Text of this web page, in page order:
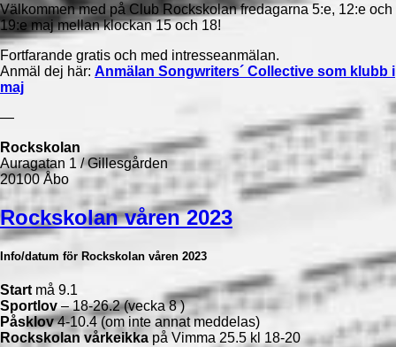
Välkommen med på Club Rockskolan fredagarna 5:e, 12:e och
19:e maj mellan klockan 15 och 18!
Fortfarande gratis och med intresseanmälan.
Anmäl dej här: Anmälan Songwriters´ Collective som klubb i
maj
—
Rockskolan
Auragatan 1 / Gillesgården
20100 Åbo
Rockskolan våren 2023
Info/datum för Rockskolan våren 2023
Start må 9.1
Sportlov– 18-26.2 (vecka 8 )
Påsklov4-10.4 (om inte annat meddelas)
Rockskolan vårkeikka på Vimma 25.5 kl 18-20